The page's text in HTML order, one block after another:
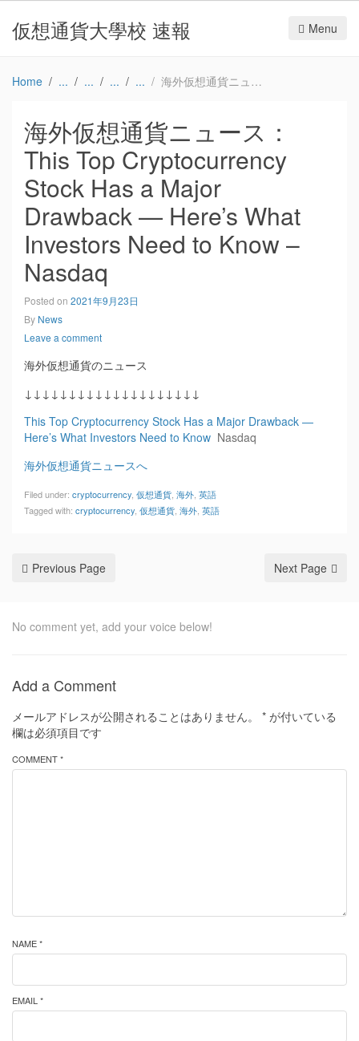
仮想通貨大學校 速報 Menu
Home 海外仮想通貨ニュース：This Top Cryptocurrency Stock Has a Major Drawback — Here’s What Investors Need to Know – Nasdaq
海外仮想通貨ニュース：
This Top Cryptocurrency
Stock Has a Major
Drawback — Here’s What
Investors Need to Know –
Nasdaq
Posted on 2021年9月23日
By News
Leave a comment
海外仮想通貨のニュース
↓↓↓↓↓↓↓↓↓↓↓↓↓↓↓↓↓↓↓↓
This Top Cryptocurrency Stock Has a Major Drawback —
Here’s What Investors Need to Know Nasdaq
海外仮想通貨ニュースへ
Filed under: cryptocurrency 仮想通貨 海外 英語
Tagged with: cryptocurrency 仮想通貨 海外 英語
Previous Page Next Page
No comment yet, add your voice below!
Add a Comment
メールアドレスが公開されることはありません。 * が付いている
欄は必須項目です
COMMENT *
NAME *
EMAIL *